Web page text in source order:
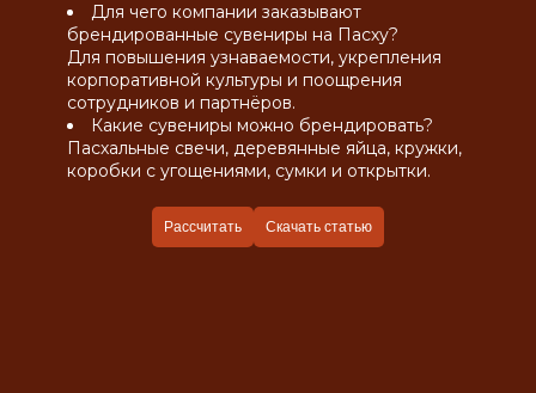
Для чего компании заказывают
брендированные сувениры на Пасху?
Для повышения узнаваемости, укрепления
корпоративной культуры и поощрения
сотрудников и партнёров.
Какие сувениры можно брендировать?
Пасхальные свечи, деревянные яйца, кружки,
коробки с угощениями, сумки и открытки.
Рассчитать Скачать статью